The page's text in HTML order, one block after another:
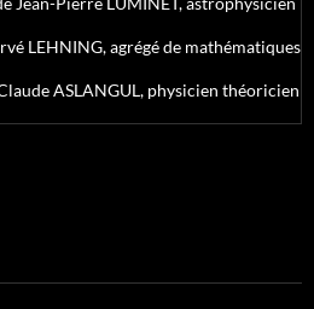
LEHNING, agrégé de mathématiques
ASLANGUL, physicien théoricien